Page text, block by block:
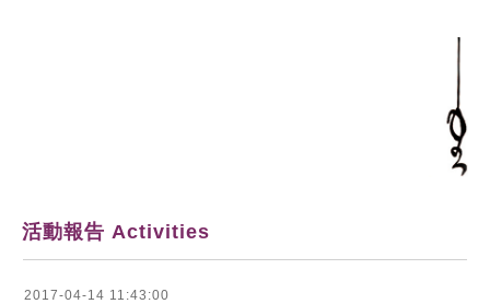
活動報告 Activities
2017-04-14 11:43:00